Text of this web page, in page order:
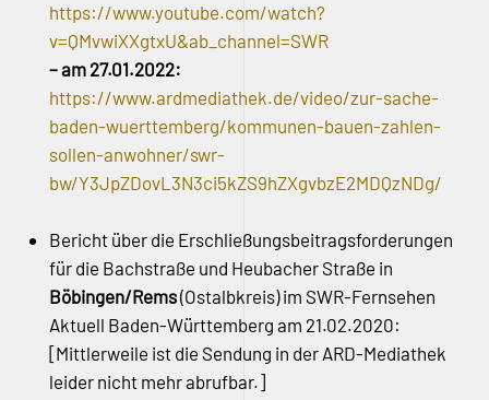
https://www.youtube.com/watch?
v=QMvwiXXgtxU&ab_channel=SWR
– am 27.01.2022:
https://www.ardmediathek.de/video/zur-sache-
baden-wuerttemberg/kommunen-bauen-zahlen-
sollen-anwohner/swr-
bw/Y3JpZDovL3N3ci5kZS9hZXgvbzE2MDQzNDg/
Bericht über die Erschließungsbeitragsforderungen
für die Bachstraße und Heubacher Straße in
Böbingen/Rems(Ostalbkreis) im SWR-Fernsehen
Aktuell Baden-Württemberg am 21.02.2020:
[Mittlerweile ist die Sendung in der ARD-Mediathek
leider nicht mehr abrufbar.]